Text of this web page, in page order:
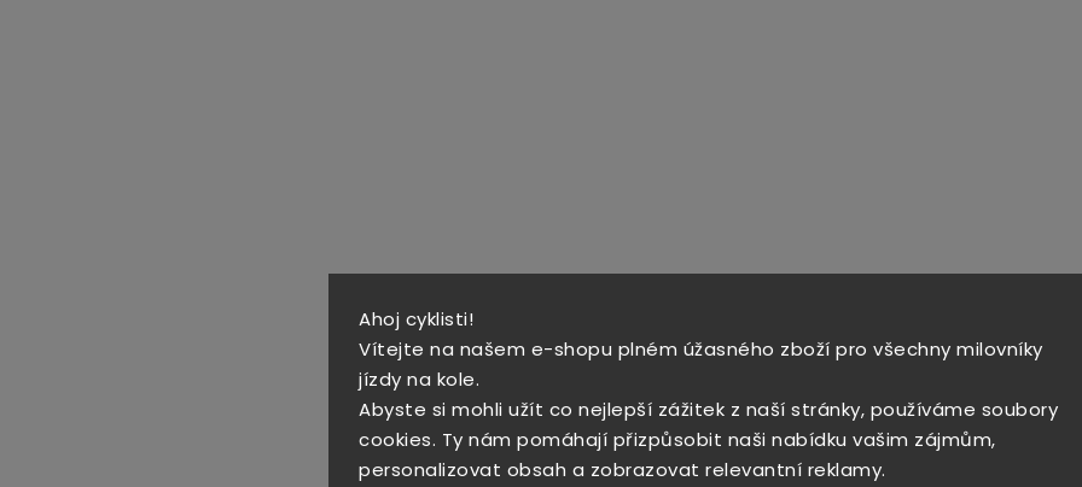
Ahoj cyklisti!
Vítejte na našem e-shopu plném úžasného zboží pro všechny milovníky
jízdy na kole.
Abyste si mohli užít co nejlepší zážitek z naší stránky, používáme soubory
cookies. Ty nám pomáhají přizpůsobit naši nabídku vašim zájmům,
personalizovat obsah a zobrazovat relevantní reklamy.